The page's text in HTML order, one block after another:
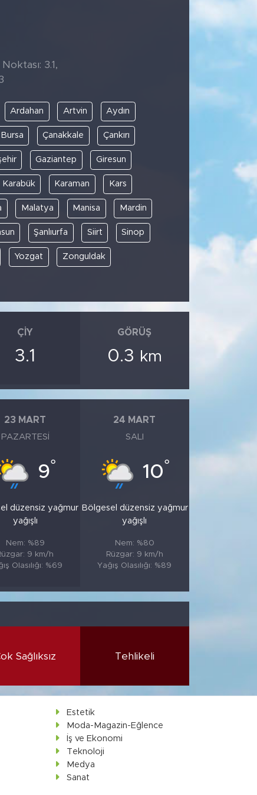
3.1,
Ardahan Artvin Aydın
Bursa Çanakkale Çankırı
Gaziantep Giresun
Karabük Karaman Kars
Malatya Manisa Mardin
Şanlıurfa Siirt Sinop
Yozgat Zonguldak
ÇIY
3.1
GÖRÜŞ
0.3 km
23 MART
PAZARTESI
9°
düzensiz yağmur
yağışlı
Nem: %89
9 km/h
Olasılığı: %69
24 MART
SALI
10°
Bölgesel düzensiz yağmur
yağışlı
Nem: %80
Rüzgar: 9 km/h
Yağış Olasılığı: %89
Sağlıksız Tehlikeli
Estetik
Moda-Magazin-Eğlence
İş ve Ekonomi
Teknoloji
Medya
Sanat